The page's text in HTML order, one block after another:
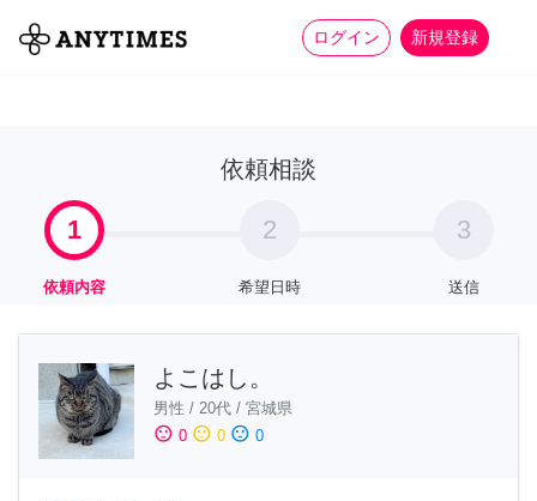
ログイン 新規登録
全て 家事 more_horiz
依頼相談
1
依頼内容
2
希望日時
3
送信
よこはし。
男性 / 20代 / 宮城県
sentiment_satisfied 0 sentiment_neutral 0 sentiment_dissatisfied 0